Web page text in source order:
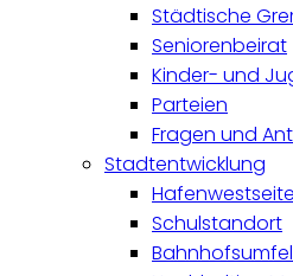
Städtische
Seniorenbeirat
Kinder- und
Parteien
Fragen und
Stadtentwicklung
Hafenwestseite
Schulstandort